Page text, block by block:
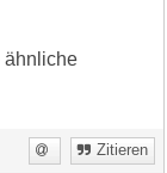
ähnliche
Zitieren